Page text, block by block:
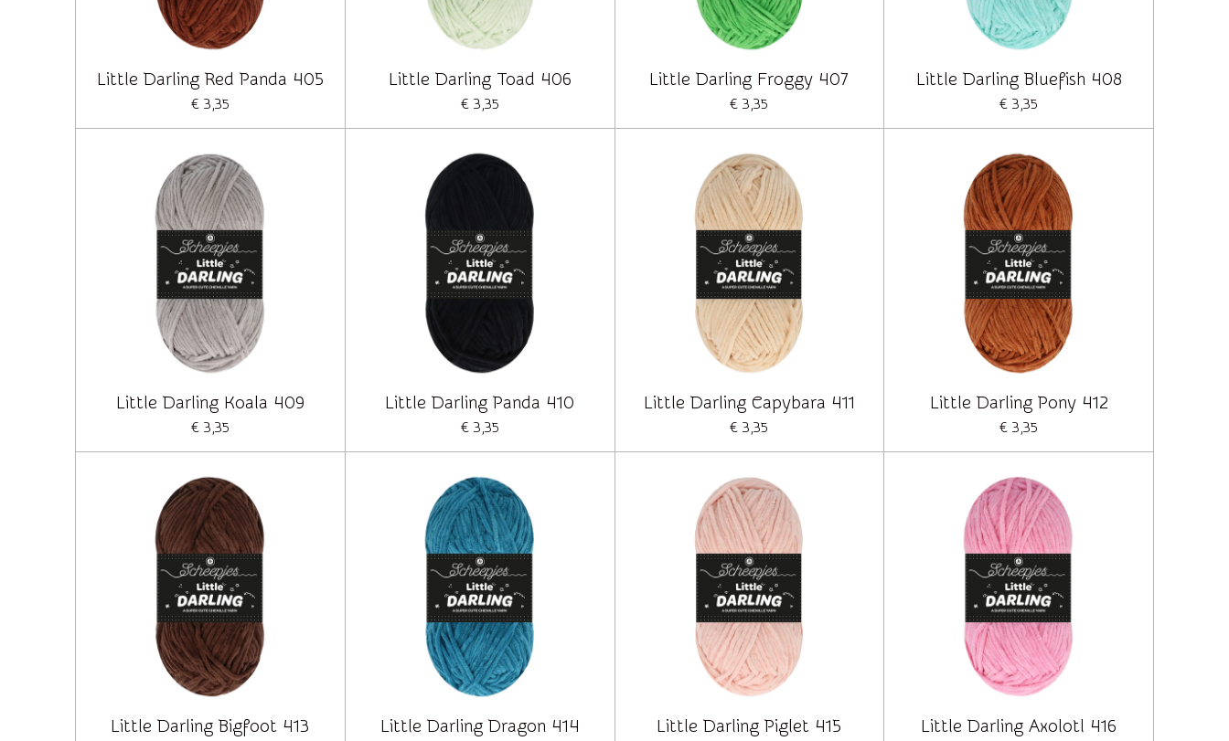
Little Darling Red Panda 405
€ 3,35
Little Darling Toad 406
€ 3,35
Little Darling Froggy 407
€ 3,35
Little Darling Bluefish 408
€ 3,35
Little Darling Koala 409
€ 3,35
Little Darling Panda 410
€ 3,35
Little Darling Capybara 411
€ 3,35
Little Darling Pony 412
€ 3,35
Little Darling Bigfoot 413 Little Darling Dragon 414 Little Darling Piglet 415 Little Darling Axolotl 416